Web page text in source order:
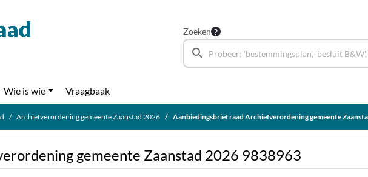
Zoeken
Wie is wie Vraagbaak
Archiefverordening gemeente Zaanstad 2026 Aanbiedingsbrief raad Archiefverordening gemeente Zaanstad
gemeente Zaanstad 2026 9838963